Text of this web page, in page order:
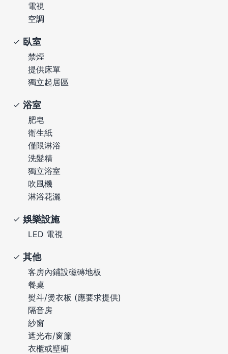
電視
空調
臥室
禁煙
提供床單
獨立起居區
浴室
肥皂
衛生紙
僅限淋浴
洗髮精
獨立浴室
吹風機
淋浴花灑
娛樂設施
LED 電視
其他
客房內鋪設磁磚地板
餐桌
熨斗/燙衣板 (應要求提供)
隔音房
紗窗
遮光布/窗簾
衣櫃或壁櫥